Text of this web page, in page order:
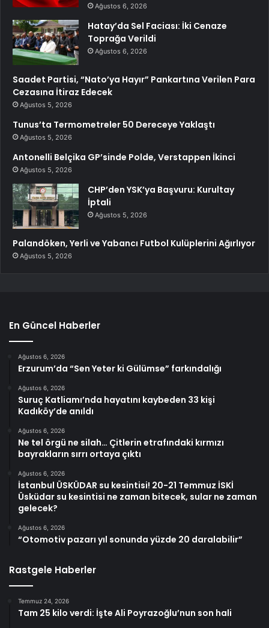
Ağustos 6, 2026
Hatay’da Sel Faciası: İki Cenaze
Toprağa Verildi
Ağustos 6, 2026
Saadet Partisi, “Nato’ya Hayır” Pankartına Verilen Para
Cezasına İtiraz Edecek
Ağustos 5, 2026
Tunus’ta Termometreler 50 Dereceye Yaklaştı
Ağustos 5, 2026
Antonelli Belçika GP’sinde Polde, Verstappen İkinci
Ağustos 5, 2026
CHP’den YSK’ya Başvuru: Kurultay
İptali
Ağustos 5, 2026
Palandöken, Yerli ve Yabancı Futbol Kulüplerini Ağırlıyor
Ağustos 5, 2026
En Güncel Haberler
Ağustos 6, 2026
Erzurum’da “Sen Yeter ki Gülümse” farkındalığı
Ağustos 6, 2026
Suruç Katliamı’nda hayatını kaybeden 33 kişi
Kadıköy’de anıldı
Ağustos 6, 2026
Ne tel örgü ne silah… Çitlerin etrafındaki kırmızı
bayrakların sırrı ortaya çıktı
Ağustos 6, 2026
İstanbul ÜSKÜDAR su kesintisi! 20-21 Temmuz İSKİ
Üsküdar su kesintisi ne zaman bitecek, sular ne zaman
gelecek?
Ağustos 6, 2026
“Otomotiv pazarı yıl sonunda yüzde 20 daralabilir”
Rastgele Haberler
Temmuz 24, 2026
Tam 25 kilo verdi: İşte Ali Poyrazoğlu’nun son hali